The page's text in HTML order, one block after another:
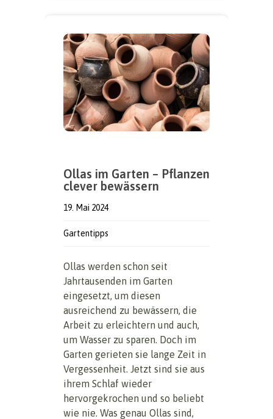
Ollas im Garten – Pflanzen
clever bewässern
19. Mai 2024
Gartentipps
Ollas werden schon seit
Jahrtausenden im Garten
eingesetzt, um diesen
ausreichend zu bewässern, die
Arbeit zu erleichtern und auch,
um Wasser zu sparen. Doch im
Garten gerieten sie lange Zeit in
Vergessenheit. Jetzt sind sie aus
ihrem Schlaf wieder
hervorgekrochen und so beliebt
wie nie. Was genau Ollas sind,